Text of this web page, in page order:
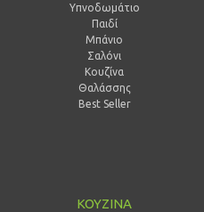
Υπνοδωμάτιο
Παιδί
Mπάνιο
Σαλόνι
Κουζίνα
Θαλάσσης
Best Seller
ΚΟΥΖΙΝΑ